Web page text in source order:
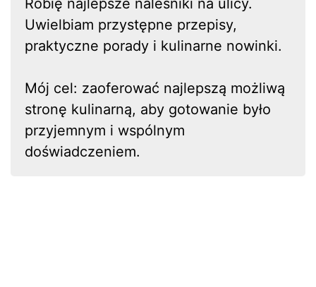
Robię najlepsze naleśniki na ulicy.
Uwielbiam przystępne przepisy,
praktyczne porady i kulinarne nowinki.
Mój cel: zaoferować najlepszą możliwą
stronę kulinarną, aby gotowanie było
przyjemnym i wspólnym
doświadczeniem.